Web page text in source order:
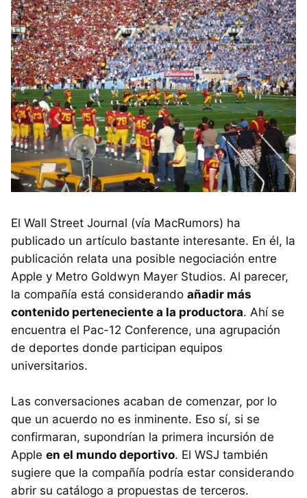
El Wall Street Journal (vía MacRumors) ha
publicado un artículo bastante interesante. En él, la
publicación relata una posible negociación entre
Apple y Metro Goldwyn Mayer Studios. Al parecer,
la compañía está considerando añadir más
contenido perteneciente a la productora. Ahí se
encuentra el Pac-12 Conference, una agrupación
de deportes donde participan equipos
universitarios.
Las conversaciones acaban de comenzar, por lo
que un acuerdo no es inminente. Eso sí, si se
confirmaran, supondrían la primera incursión de
Apple en el mundo deportivo. El WSJ también
sugiere que la compañía podría estar considerando
abrir su catálogo a propuestas de terceros.